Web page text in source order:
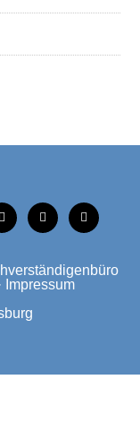
mobilemail
· Impressum